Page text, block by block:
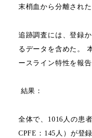
末梢血から分離された
追跡調査には、登録か
るデータを含めた。
ースライン特性を報告
結果：
全体で、 1016 人の患
CPFE ： 145 人）が登